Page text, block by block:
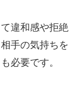
違和感や拒絶
手の気持ちを
必要です。